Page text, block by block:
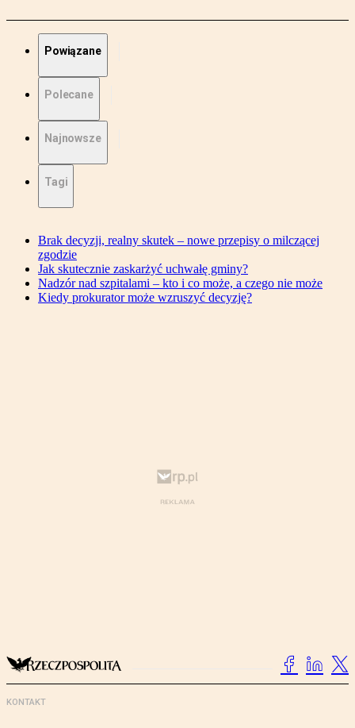
Powiązane
Polecane
Najnowsze
Tagi
Brak decyzji, realny skutek – nowe przepisy o milczącej
zgodzie
Jak skutecznie zaskarżyć uchwałę gminy?
Nadzór nad szpitalami – kto i co może, a czego nie może
Kiedy prokurator może wzruszyć decyzję?
KONTAKT